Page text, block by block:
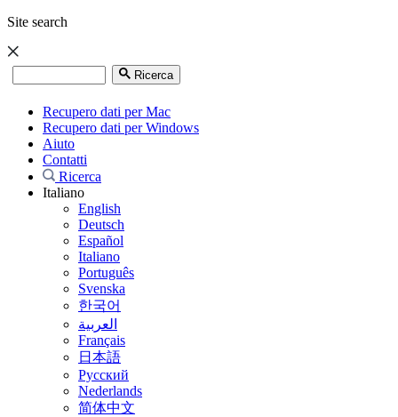
Site search
Ricerca
Recupero dati per Mac
Recupero dati per Windows
Aiuto
Contatti
Ricerca
Italiano
English
Deutsch
Español
Italiano
Português
Svenska
한국어
العربية
Français
日本語
Русский
Nederlands
简体中文